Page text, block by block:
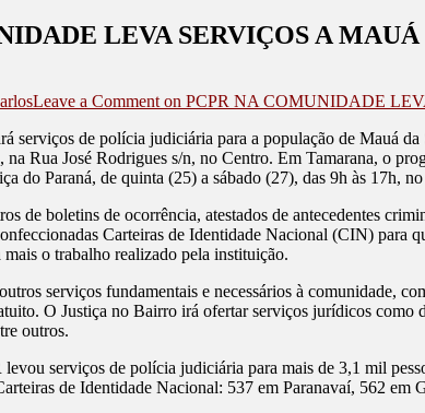
LEVA SERVIÇOS A
Leave a Comment on PCPR NA COMUNIDADE
serviços de polícia judiciária para a população de Mauá
Rua José Rodrigues s/n, no Centro. Em Tamarana, o
do Paraná, de quinta (25) a sábado (27), das 9h às 17h,
de boletins de ocorrência, atestados de antecedentes
Carteiras de Identidade Nacional (CIN) para
o trabalho realizado pela instituição.
serviços fundamentais e necessários à comunidade,
O Justiça no Bairro irá ofertar serviços jurídicos
outros.
serviços de polícia judiciária para mais de 3,1 mil
de Identidade Nacional: 537 em Paranavaí, 562 em